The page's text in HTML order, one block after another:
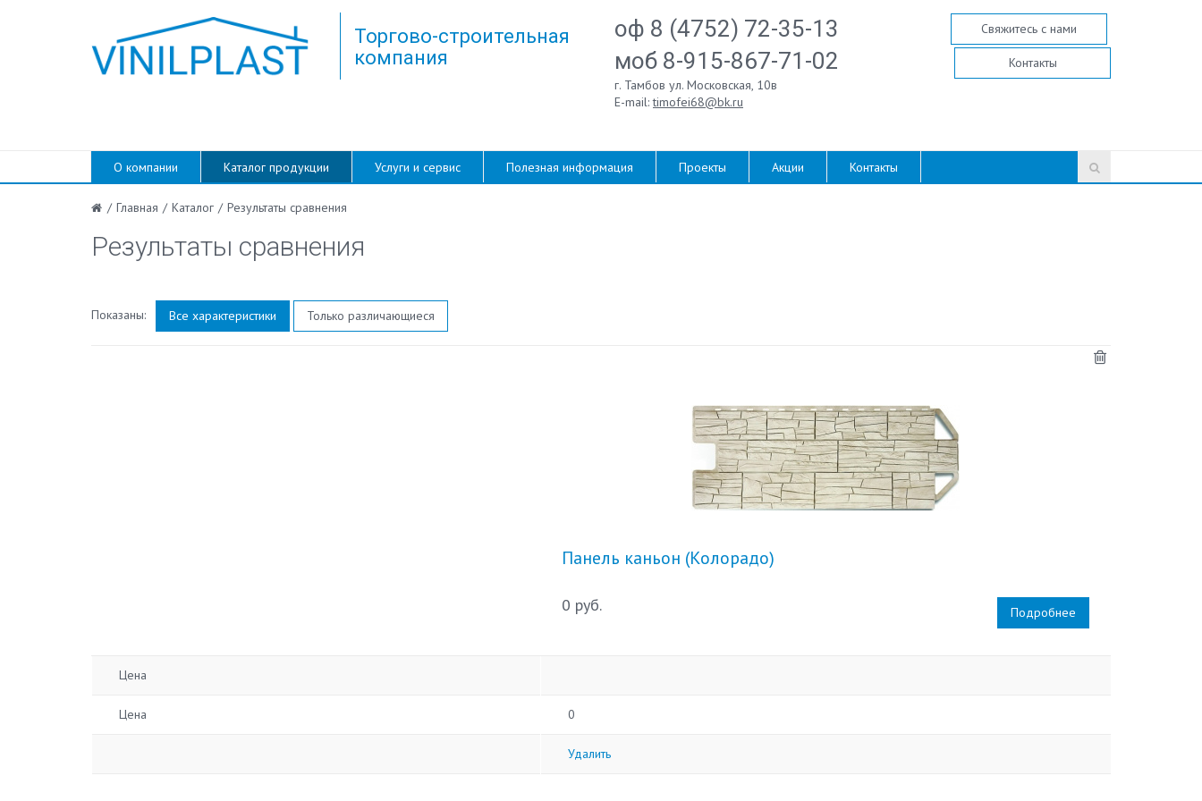
Торгово-строительная
компания
оф 8 (4752) 72-35-13
моб 8-915-867-71-02
г. Тамбов ул. Московская, 10в
E-mail:timofei68@bk.ru
Свяжитесь с нами
Контакты
О компании Каталог продукции Услуги и сервис Полезная информация Проекты Акции Контакты
/ Главная / Каталог / Результаты сравнения
Результаты сравнения
Показаны: Все характеристики Только различающиеся
Панель каньон (Колорадо)
0 руб. Подробнее
Цена
Цена 0
Удалить